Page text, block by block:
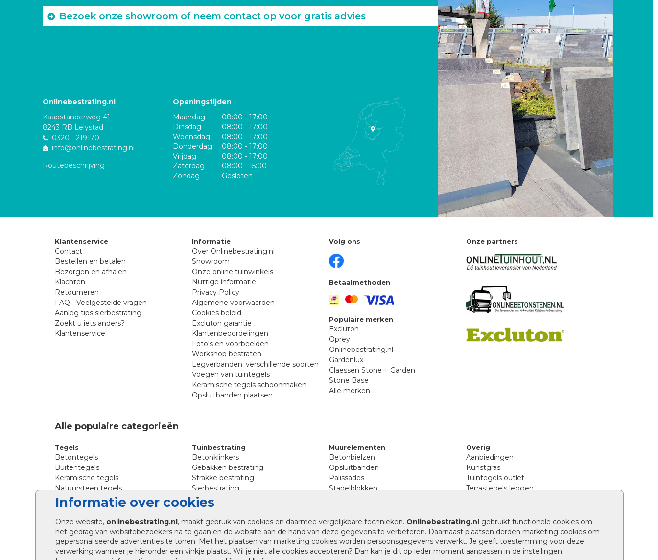
Informatie over cookies
Onze website, onlinebestrating.nl, maakt gebruik van cookies en daarmee vergelijkbare technieken. Onlinebestrating.nl gebruikt functionele cookies om
het gedrag van websitebezoekers na te gaan en de website aan de hand van deze gegevens te verbeteren. Daarnaast plaatsen derden marketing cookies om
gepersonaliseerde advertenties te tonen. Met het plaatsen van marketing cookies worden persoonsgegevens verwerkt. Je geeft toestemming voor deze
verwerking wanneer je hieronder een vinkje plaatst. Wil je niet alle cookies accepteren? Dan kan je dit op ieder moment aanpassen in de instellingen.
Bezoek onze showroom of neem contact op voor gratis advies
Onlinebestrating.nl
Kaapstanderweg 41
8243 RB Lelystad
0320 - 219170
info@onlinebestrating.nl
Routebeschrijving
Openingstijden
Maandag
08:00 - 17:00
Dinsdag
08:00 - 17:00
Woensdag
08:00 - 17:00
Donderdag
08:00 - 17:00
Vrijdag
08:00 - 17:00
Zaterdag
08:00 - 15:00
Zondag
Gesloten
Klantenservice
Contact
Bestellen en betalen
Bezorgen en afhalen
Klachten
Retourneren
FAQ - Veelgestelde vragen
Aanleg tips sierbestrating
Zoekt u iets anders?
Klantenservice
Informatie
Over Onlinebestrating.nl
Showroom
Onze online tuinwinkels
Nuttige informatie
Privacy Policy
Algemene voorwaarden
Cookies beleid
Excluton garantie
Klantenbeoordelingen
Foto's en voorbeelden
Workshop bestraten
Legverbanden: verschillende soorten
Voegen van tuintegels
Keramische tegels schoonmaken
Opsluitbanden plaatsen
Volg ons
Betaalmethoden
Populaire merken
Excluton
Oprey
Onlinebestrating.nl
Gardenlux
Claessen Stone + Garden
Stone Base
Alle merken
Onze partners
Alle populaire categorieën
Tegels
Betontegels
Buitentegels
Keramische tegels
Natuursteen tegels
Siertegels
Stoeptegels
Straattegels
Terrastegels
Tuintegels
Tuinbestrating
Betonklinkers
Gebakken bestrating
Strakke bestrating
Sierbestrating
Straatklinkers
Straatstenen
Trommelstenen
Tuinstenen
Waalformaat
Wildverband bestrating
Muurelementen
Betonbielzen
Opsluitbanden
Palissades
Stapelblokken
Afwatering en diversen
Beplantings en betonelementen
Split, grind en zand
Oprit tegels
Overig
Aanbiedingen
Kunstgras
Tuintegels outlet
Terrastegels leggen
Legpatronen betonstenen
Hoe betonstenen onderhouden
Aanlegtips voor betonstenen
Verschil betontegels en keramische